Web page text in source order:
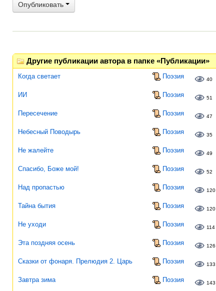
Опубликовать
Другие публикации автора в папке «Публикации»
Когда светает Поэзия 40
ИИ Поэзия 51
Пересечение Поэзия 47
Небесный Поводырь Поэзия 35
Не жалейте Поэзия 49
Спасибо, Боже мой! Поэзия 52
Над пропастью Поэзия 120
Тайна бытия Поэзия 120
Не уходи Поэзия 114
Эта поздняя осень Поэзия 126
Сказки от фонаря. Прелюдия 2. Царь Поэзия 133
Завтра зима Поэзия 143